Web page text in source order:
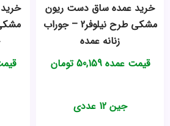
خرید عمده ساق دست ریون
مشکی طرح نیلوفر2 – جوراب
زنانه عمده
قیمت عمده50,159 تومان
جین 12 عددی